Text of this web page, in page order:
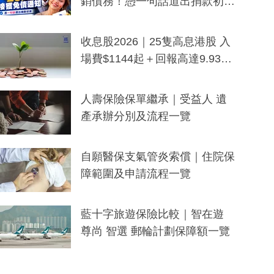
一度被誤當詐騙手段
收息股2026｜25隻高息港股 入
場費$1144起＋回報高達9.93
人壽保險保單繼承｜受益人 遺
產承辦分別及流程一覽
自願醫保支氣管炎索償｜住院保
障範圍及申請流程一覽
藍十字旅遊保險比較｜智在遊
尊尚 智選 郵輪計劃保障額一覽